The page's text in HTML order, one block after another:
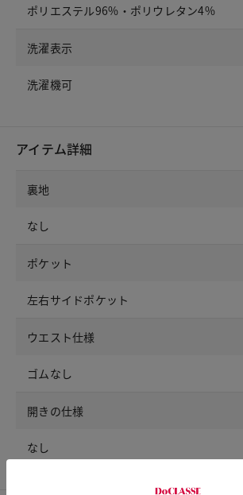
ポリエステル96%・ポリウレタン4%
洗濯表示
洗濯機可
アイテム詳細
裏地
なし
ポケット
左右サイドポケット
ウエスト仕様
ゴムなし
開きの仕様
なし